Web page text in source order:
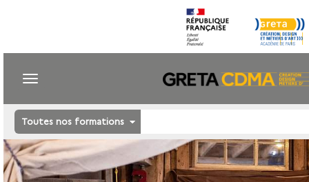
Toutes nos formations